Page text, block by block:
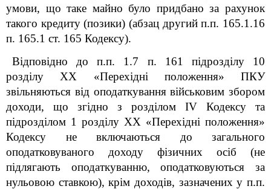
умови, що таке майно було придбано за рахунок
такого кредиту (позики) (абзац другий п.п. 165.1.16
п. 165.1 ст. 165 Кодексу).
Відповідно до п.п. 1.7 п. 161
підрозділу 10
розділу XX «Перехідні положення» ПКУ
звільняються від оподаткування військовим збором
доходи, що згідно з розділом IV Кодексу та
підрозділом 1 розділу ХХ «Перехідні положення»
Кодексу не включаються до загального
оподатковуваного доходу фізичних осіб (не
підлягають оподаткуванню, оподатковуються за
нульовою ставкою), крім доходів, зазначених у п.п.